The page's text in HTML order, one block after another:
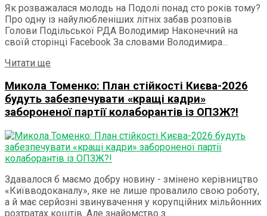
Як розважалася молодь на Подолі понад сто років тому?
Про одну із найулюбленіших літніх забав розповів
Голови Подільської РДА Володимир Наконечний на
своїй сторінці Facebook За словами Володимира...
Читати ще
Микола Томенко: План стійкості Києва-2026
будуть забезпечувати «кращі кадри»
забороненої партії колаборантів із ОПЗЖ?!
Здавалося б маємо добру новину - змінено керівництво
«Київводоканалу», яке не лише провалило свою роботу,
а й має серйозні звинувачення у корупційних мільйонних
розтратах коштів. Але знайомство з...